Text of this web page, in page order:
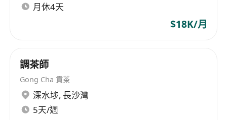
月休4天
$18K/月
調茶師
Gong Cha 貢茶
深水埗, 長沙灣
5天/週